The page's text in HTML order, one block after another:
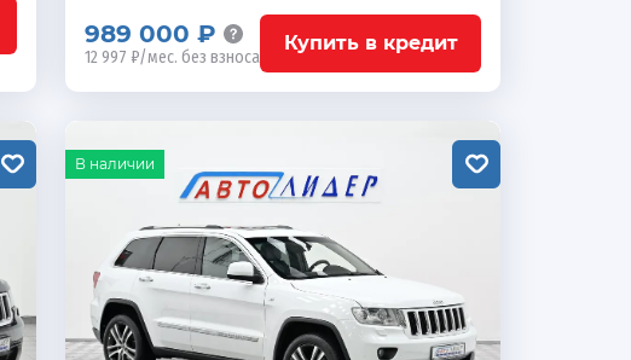
Купить в кредит
989 000 ₽
12 997 ₽/мес. без взноса
В наличии